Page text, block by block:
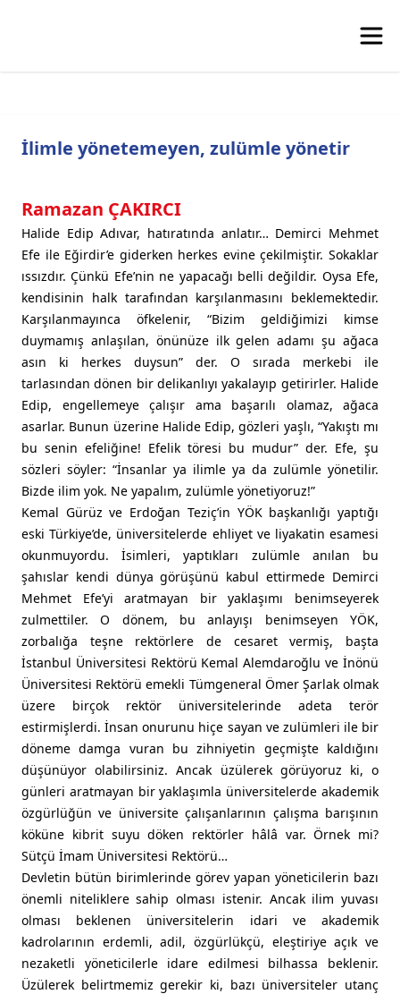
İlimle yönetemeyen, zulümle yönetir
Ramazan ÇAKIRCI
Halide Edip Adıvar, hatıratında anlatır… Demirci Mehmet
Efe ile Eğirdir’e giderken herkes evine çekilmiştir. Sokaklar
ıssızdır. Çünkü Efe’nin ne yapacağı belli değildir. Oysa Efe,
kendisinin halk tarafından karşılanmasını beklemektedir.
Karşılanmayınca öfkelenir, “Bizim geldiğimizi kimse
duymamış anlaşılan, önünüze ilk gelen adamı şu ağaca
asın ki herkes duysun” der. O sırada merkebi ile
tarlasından dönen bir delikanlıyı yakalayıp getirirler. Halide
Edip, engellemeye çalışır ama başarılı olamaz, ağaca
asarlar. Bunun üzerine Halide Edip, gözleri yaşlı, “Yakıştı mı
bu senin efeliğine! Efelik töresi bu mudur” der. Efe, şu
sözleri söyler: “İnsanlar ya ilimle ya da zulümle yönetilir.
Bizde ilim yok. Ne yapalım, zulümle yönetiyoruz!”
Kemal Gürüz ve Erdoğan Teziç’in YÖK başkanlığı yaptığı
eski Türkiye’de, üniversitelerde ehliyet ve liyakatin esamesi
okunmuyordu. İsimleri, yaptıkları zulümle anılan bu
şahıslar kendi dünya görüşünü kabul ettirmede Demirci
Mehmet Efe’yi aratmayan bir yaklaşımı benimseyerek
zulmettiler. O dönem, bu anlayışı benimseyen YÖK,
zorbalığa teşne rektörlere de cesaret vermiş, başta
İstanbul Üniversitesi Rektörü Kemal Alemdaroğlu ve İnönü
Üniversitesi Rektörü emekli Tümgeneral Ömer Şarlak olmak
üzere birçok rektör üniversitelerinde adeta terör
estirmişlerdi. İnsan onurunu hiçe sayan ve zulümleri ile bir
döneme damga vuran bu zihniyetin geçmişte kaldığını
düşünüyor olabilirsiniz. Ancak üzülerek görüyoruz ki, o
günleri aratmayan bir yaklaşımla üniversitelerde akademik
özgürlüğün ve üniversite çalışanlarının çalışma barışının
köküne kibrit suyu döken rektörler hâlâ var. Örnek mi?
Sütçü İmam Üniversitesi Rektörü…
Devletin bütün birimlerinde görev yapan yöneticilerin bazı
önemli niteliklere sahip olması istenir. Ancak ilim yuvası
olması beklenen üniversitelerin idari ve akademik
kadrolarının erdemli, adil, özgürlükçü, eleştiriye açık ve
nezaketli yöneticilerle idare edilmesi bilhassa beklenir.
Üzülerek belirtmemiz gerekir ki, bazı üniversiteler utanç